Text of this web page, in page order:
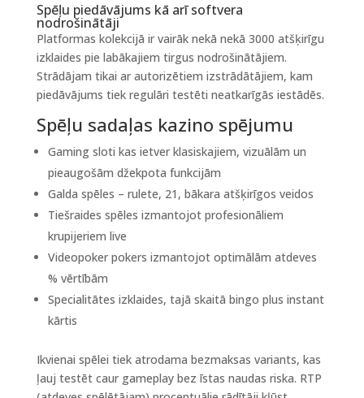
Spēļu piedāvājums kā arī softvera
nodrošinātāji
Platformas kolekcijā ir vairāk nekā nekā 3000 atšķirīgu
izklaides pie labākajiem tirgus nodrošinātājiem.
Strādājam tikai ar autorizētiem izstrādātājiem, kam
piedāvājums tiek regulāri testēti neatkarīgās iestādēs.
Spēļu sadaļas kazino spējumu
Gaming sloti kas ietver klasiskajiem, vizuālām un
pieaugošām džekpota funkcijām
Galda spēles – rulete, 21, bākara atšķirīgos veidos
Tiešraides spēles izmantojot profesionāliem
krupijeriem live
Videopoker pokers izmantojot optimālām atdeves
% vērtībām
Specialitātes izklaides, tajā skaitā bingo plus instant
kārtis
Ikvienai spēlei tiek atrodama bezmaksas variants, kas
ļauj testēt caur gameplay bez īstas naudas riska. RTP